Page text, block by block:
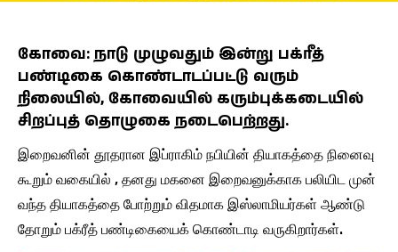
கோவை: நாடு முழுவதும் இன்று பக்ரீத்
பண்டிகை கொண்டாடப்பட்டு வரும்
நிலையில், கோவையில் கரும்புக்கடையில்
சிறப்புத் தொழுகை நடைபெற்றது.
இறைவனின் தூதரான இப்ராகிம் நபியின் தியாகத்தை நினைவு
கூறும் வகையில் , தனது மகனை இறைவனுக்காக பலியிட முன்
வந்த தியாகத்தை போற்றும் விதமாக இஸ்லாமியர்கள் ஆண்டு
தோறும் பக்ரீத் பண்டிகையைக் கொண்டாடி வருகிறார்கள்.